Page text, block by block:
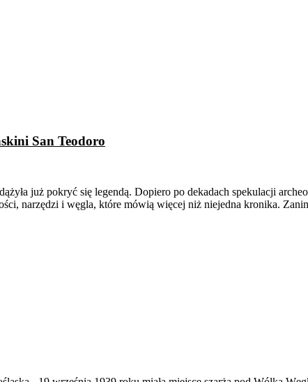
San Teodoro
już pokryć się legendą. Dopiero po dekadach spekulacji
narzędzi i węgla, które mówią więcej niż niejedna kronika.